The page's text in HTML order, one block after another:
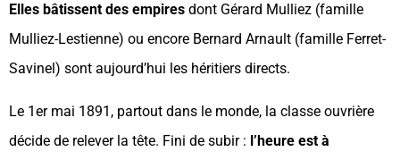
Elles bâtissent des empires dont Gérard Mulliez (famille
Mulliez-Lestienne) ou encore Bernard Arnault (famille Ferret-
Savinel) sont aujourd’hui les héritiers directs.
Le 1er mai 1891, partout dans le monde, la classe ouvrière
décide de relever la tête. Fini de subir : l’heure est à